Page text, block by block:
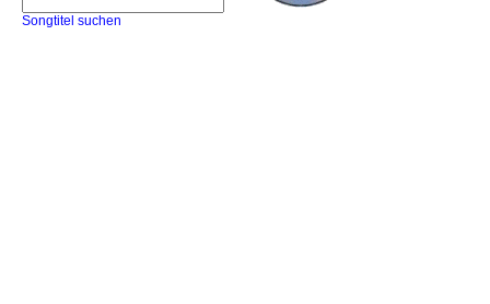
Songtitel suchen